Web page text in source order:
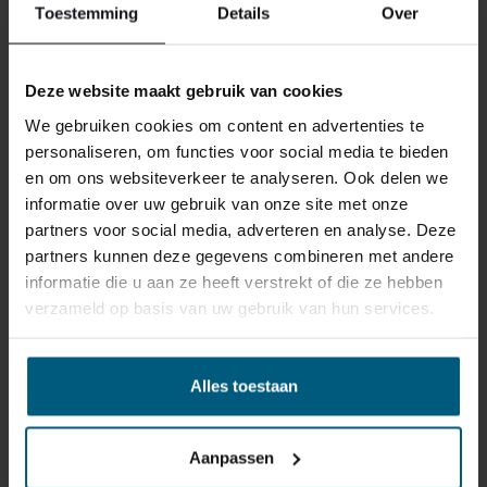
Toestemming Details Over
Deze website maakt gebruik van cookies
We gebruiken cookies om content en advertenties te
personaliseren, om functies voor social media te bieden
en om ons websiteverkeer te analyseren. Ook delen we
informatie over uw gebruik van onze site met onze
partners voor social media, adverteren en analyse. Deze
partners kunnen deze gegevens combineren met andere
informatie die u aan ze heeft verstrekt of die ze hebben
verzameld op basis van uw gebruik van hun services.
Alles toestaan
Aanpassen
ÄHNLICHE PRODUKTE